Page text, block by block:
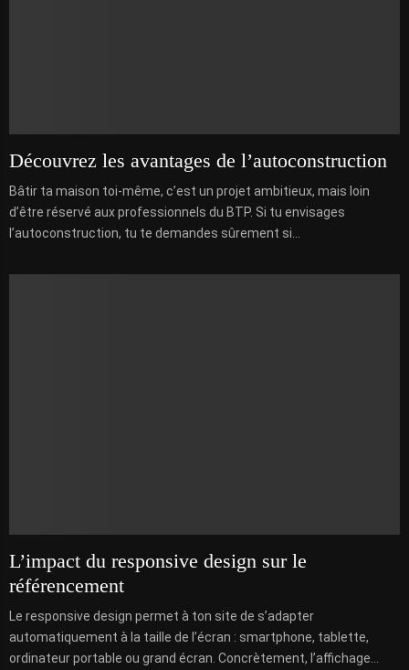
Découvrez les avantages de l’autoconstruction
Bâtir ta maison toi-même, c’est un projet ambitieux, mais loin
d’être réservé aux professionnels du BTP. Si tu envisages
l’autoconstruction, tu te demandes sûrement si...
L’impact du responsive design sur le
référencement
Le responsive design permet à ton site de s’adapter
automatiquement à la taille de l’écran : smartphone, tablette,
ordinateur portable ou grand écran. Concrètement, l’affichage...